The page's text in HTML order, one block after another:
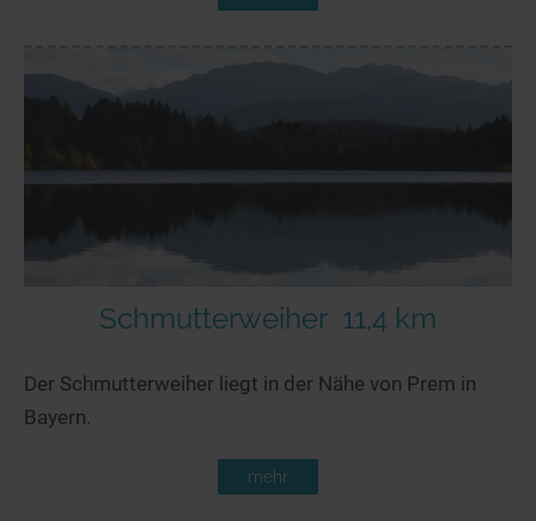
Schmutterweiher 11,4 km
Der Schmutterweiher liegt in der Nähe von Prem in
Bayern.
mehr